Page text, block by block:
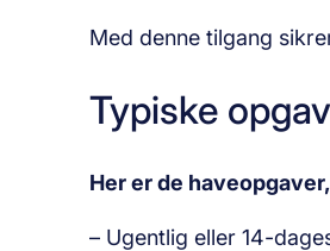
Med denne tilgang
Typiske
Her er de
– Ugentlig eller 14-